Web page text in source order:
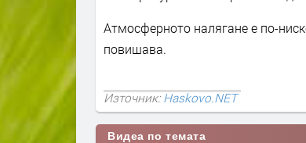
Атмосферното налягане е по-
повишава.
Източник:Haskovo.NET
Видеа по темата